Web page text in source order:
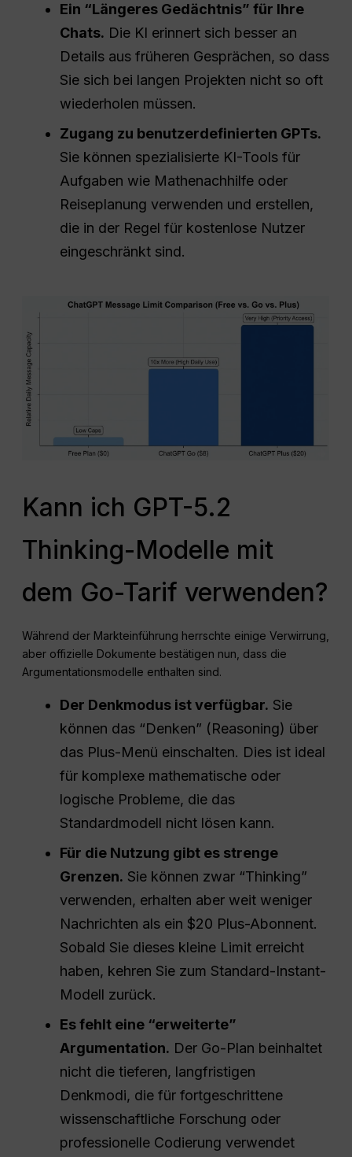
Ein “Längeres Gedächtnis” für Ihre
Chats. Die KI erinnert sich besser an
Details aus früheren Gesprächen, so dass
Sie sich bei langen Projekten nicht so oft
wiederholen müssen.
Zugang zu benutzerdefinierten GPTs.
Sie können spezialisierte KI-Tools für
Aufgaben wie Mathenachhilfe oder
Reiseplanung verwenden und erstellen,
die in der Regel für kostenlose Nutzer
eingeschränkt sind.
Kann ich GPT-5.2
Thinking-Modelle mit
dem Go-Tarif verwenden?
Während der Markteinführung herrschte einige Verwirrung,
aber offizielle Dokumente bestätigen nun, dass die
Argumentationsmodelle enthalten sind.
Der Denkmodus ist verfügbar. Sie
können das “Denken” (Reasoning) über
das Plus-Menü einschalten. Dies ist ideal
für komplexe mathematische oder
logische Probleme, die das
Standardmodell nicht lösen kann.
Für die Nutzung gibt es strenge
Grenzen. Sie können zwar “Thinking”
verwenden, erhalten aber weit weniger
Nachrichten als ein $20 Plus-Abonnent.
Sobald Sie dieses kleine Limit erreicht
haben, kehren Sie zum Standard-Instant-
Modell zurück.
Es fehlt eine “erweiterte”
Argumentation. Der Go-Plan beinhaltet
nicht die tieferen, langfristigen
Denkmodi, die für fortgeschrittene
wissenschaftliche Forschung oder
professionelle Codierung verwendet